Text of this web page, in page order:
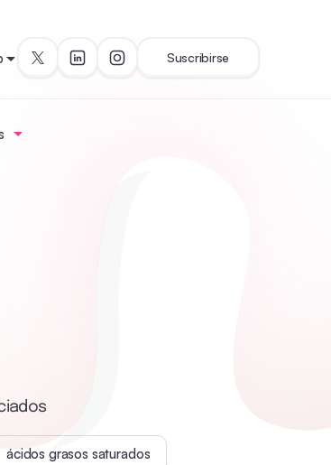
Suscribirse
ácidos grasos saturados